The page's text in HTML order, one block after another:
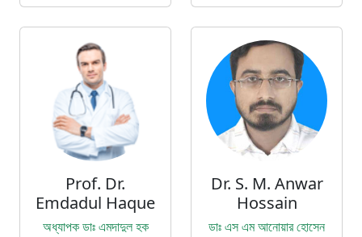
Prof. Dr.
Emdadul Haque
অধ্যাপক ডাঃ এমদাদুল হক
Dr. S. M. Anwar
Hossain
ডাঃ এস এম আনোয়ার হোসেন